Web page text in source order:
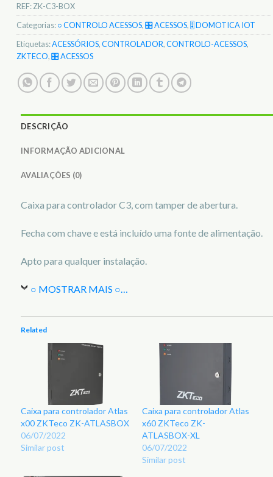
REF:ZK-C3-BOX
Categorias:○ CONTROLO ACESSOS,🎛️ ACESSOS,🎚️ DOMOTICA IOT
Etiquetas:ACESSÓRIOS,CONTROLADOR,CONTROLO-ACESSOS,
ZKTECO,🎛️ ACESSOS
DESCRIÇÃO
INFORMAÇÃO ADICIONAL
AVALIAÇÕES (0)
Caixa para controlador C3, com tamper de abertura.
Fecha com chave e está incluído uma fonte de alimentação.
Apto para qualquer instalação.
○ MOSTRAR MAIS ○
Related
Caixa para controlador Atlas
x00 ZKTeco ZK-ATLASBOX
06/07/2022
Similar post
Caixa para controlador Atlas
x60 ZKTeco ZK-
ATLASBOX-XL
06/07/2022
Similar post